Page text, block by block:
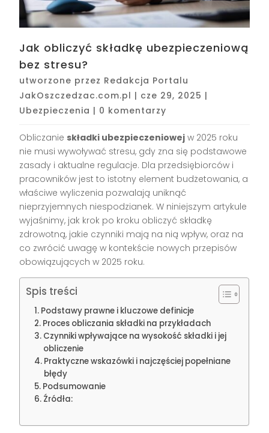
Jak obliczyć składkę ubezpieczeniową
bez stresu?
utworzone przez Redakcja Portalu
JakOszczedzac.com.pl | cze 29, 2025 |
Ubezpieczenia | 0 komentarzy
Obliczanie składki ubezpieczeniowej w 2025 roku
nie musi wywoływać stresu, gdy zna się podstawowe
zasady i aktualne regulacje. Dla przedsiębiorców i
pracowników jest to istotny element budżetowania, a
właściwe wyliczenia pozwalają uniknąć
nieprzyjemnych niespodzianek. W niniejszym artykule
wyjaśnimy, jak krok po kroku obliczyć składkę
zdrowotną, jakie czynniki mają na nią wpływ, oraz na
co zwrócić uwagę w kontekście nowych przepisów
obowiązujących w 2025 roku.
Spis treści
Podstawy prawne i kluczowe definicje
Proces obliczania składki na przykładach
Czynniki wpływające na wysokość składki i jej
obliczenie
Praktyczne wskazówki i najczęściej popełniane
błędy
Podsumowanie
Źródła: